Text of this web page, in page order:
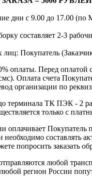
дни с 9.00 до 17.00
составляет 2-3
лиц: Покупатель
оплаты. Перед
Оплата счета
организации по
до терминала ТК ПЭК - 2
только с
оплачивает
составлять
попросить заказать
любой
регион России